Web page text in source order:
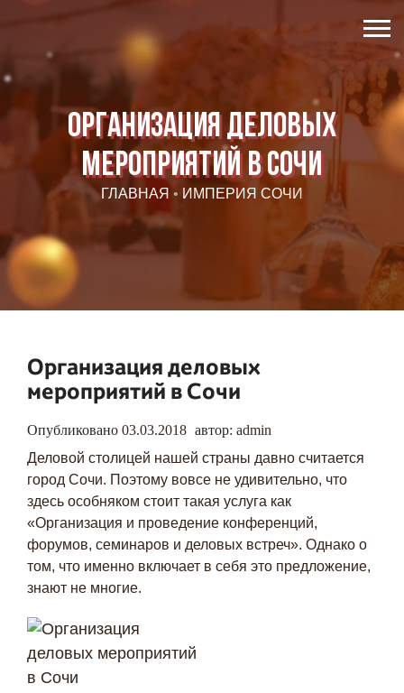
Организация деловых
мероприятий в Сочи
ГЛАВНАЯ • ИМПЕРИЯ СОЧИ
Организация деловых
мероприятий в Сочи
Опубликовано 03.03.2018 автор: admin
Деловой столицей нашей страны давно считается
город Сочи. Поэтому вовсе не удивительно, что
здесь особняком стоит такая услуга как
«Организация и проведение конференций,
форумов, семинаров и деловых встреч». Однако о
том, что именно включает в себя это предложение,
знают не многие.